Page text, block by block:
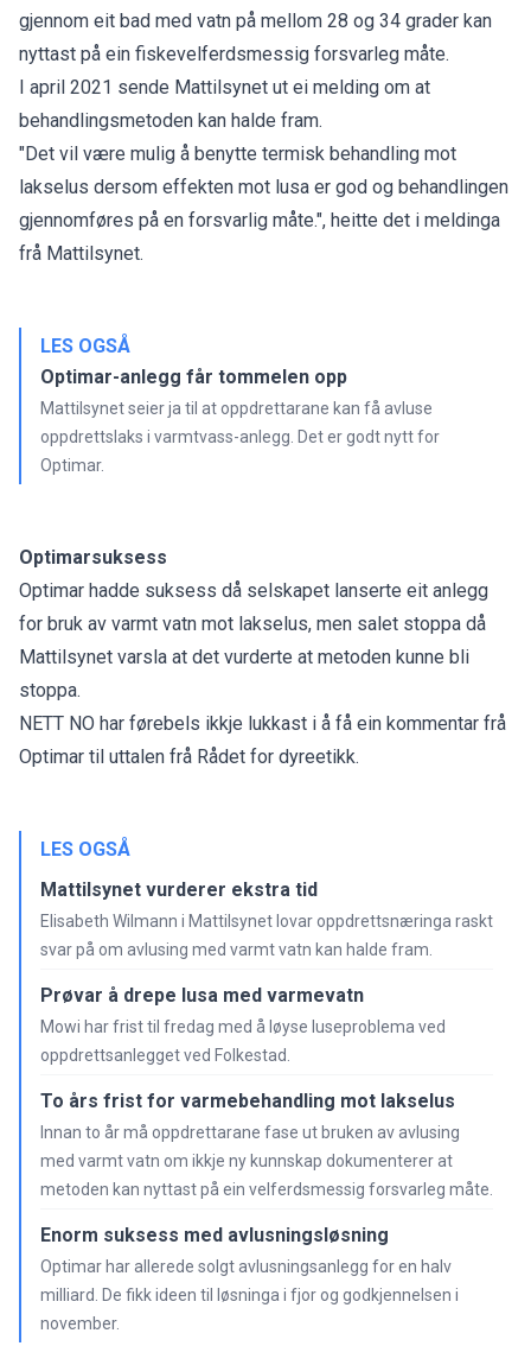
gjennom eit bad med vatn på mellom 28 og 34 grader kan
nyttast på ein fiskevelferdsmessig forsvarleg måte.
I april 2021 sende Mattilsynet ut ei melding om at
behandlingsmetoden kan halde fram.
"Det vil være mulig å benytte termisk behandling mot
lakselus dersom effekten mot lusa er god og behandlingen
gjennomføres på en forsvarlig måte.", heitte det i meldinga
frå Mattilsynet.
LES OGSÅ
Optimar-anlegg får tommelen opp
Mattilsynet seier ja til at oppdrettarane kan få avluse
oppdrettslaks i varmtvass-anlegg. Det er godt nytt for
Optimar.
Optimarsuksess
Optimar hadde suksess då selskapet lanserte eit anlegg
for bruk av varmt vatn mot lakselus, men salet stoppa då
Mattilsynet varsla at det vurderte at metoden kunne bli
stoppa.
NETT NO har førebels ikkje lukkast i å få ein kommentar frå
Optimar til uttalen frå Rådet for dyreetikk.
LES OGSÅ
Mattilsynet vurderer ekstra tid
Elisabeth Wilmann i Mattilsynet lovar oppdrettsnæringa raskt
svar på om avlusing med varmt vatn kan halde fram.
Prøvar å drepe lusa med varmevatn
Mowi har frist til fredag med å løyse luseproblema ved
oppdrettsanlegget ved Folkestad.
To års frist for varmebehandling mot lakselus
Innan to år må oppdrettarane fase ut bruken av avlusing
med varmt vatn om ikkje ny kunnskap dokumenterer at
metoden kan nyttast på ein velferdsmessig forsvarleg måte.
Enorm suksess med avlusningsløsning
Optimar har allerede solgt avlusningsanlegg for en halv
milliard. De fikk ideen til løsninga i fjor og godkjennelsen i
november.